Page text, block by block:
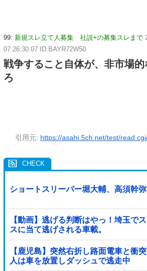
99: 新規スレ立て人募集 社説+の募集スレまで
07:26:30.07 ID:BAYR72W50
戦争すること自体が、非市場
ろ
引用元: https://asahi.5ch.net/test/
ショートスリーパー堀大輔、高須幹
【動画】逃げる判断はやっ！埼玉で
スに当て逃げされる車載。
【鹿児島】突然右折し路面電車と衝
人は車を放置しダッシュで逃走中